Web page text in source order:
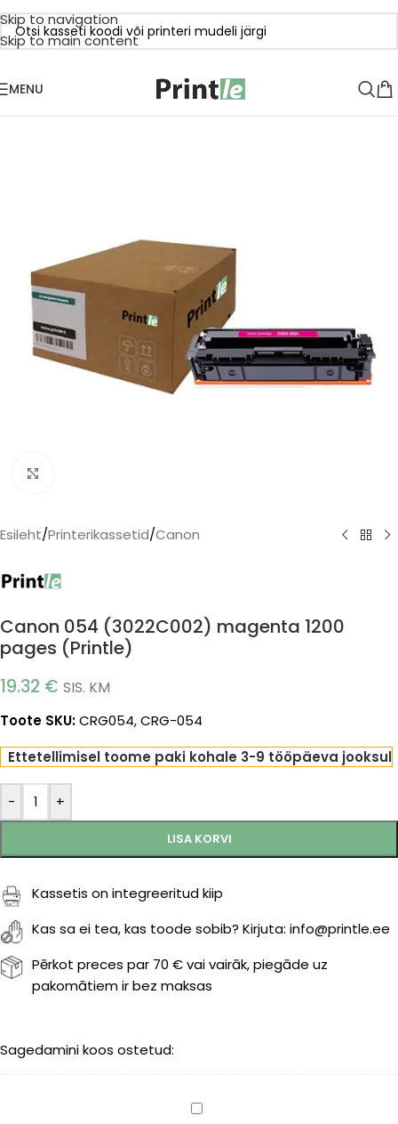
Skip to navigation
Skip to main content
MENU
Esileht/Printerikassetid/Canon
Canon 054 (3022C002) magenta 1200
pages (Printle)
19.32 € SIS. KM
Toote SKU:CRG054, CRG-054
Ettetellimisel toome paki kohale 3-9 tööpäeva jooksul
- +
LISA KORVI
Kassetis on integreeritud kiip
Kas sa ei tea, kas toode sobib? Kirjuta: info@printle.ee
Pērkot preces par 70 € vai vairāk, piegāde uz
pakomātiem ir bez maksas
Sagedamini koos ostetud:
Canon